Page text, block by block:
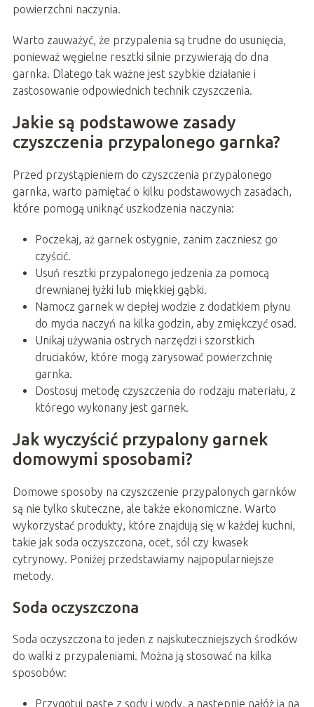
powierzchni naczynia.
Warto zauważyć, że przypalenia są trudne do usunięcia,
ponieważ węgielne resztki silnie przywierają do dna
garnka. Dlatego tak ważne jest szybkie działanie i
zastosowanie odpowiednich technik czyszczenia.
Jakie są podstawowe zasady
czyszczenia przypalonego garnka?
Przed przystąpieniem do czyszczenia przypalonego
garnka, warto pamiętać o kilku podstawowych zasadach,
które pomogą uniknąć uszkodzenia naczynia:
Poczekaj, aż garnek ostygnie, zanim zaczniesz go
czyścić.
Usuń resztki przypalonego jedzenia za pomocą
drewnianej łyżki lub miękkiej gąbki.
Namocz garnek w ciepłej wodzie z dodatkiem płynu
do mycia naczyń na kilka godzin, aby zmiękczyć osad.
Unikaj używania ostrych narzędzi i szorstkich
druciaków, które mogą zarysować powierzchnię
garnka.
Dostosuj metodę czyszczenia do rodzaju materiału, z
którego wykonany jest garnek.
Jak wyczyścić przypalony garnek
domowymi sposobami?
Domowe sposoby na czyszczenie przypalonych garnków
są nie tylko skuteczne, ale także ekonomiczne. Warto
wykorzystać produkty, które znajdują się w każdej kuchni,
takie jak soda oczyszczona, ocet, sól czy kwasek
cytrynowy. Poniżej przedstawiamy najpopularniejsze
metody.
Soda oczyszczona
Soda oczyszczona to jeden z najskuteczniejszych środków
do walki z przypaleniami. Można ją stosować na kilka
sposobów:
Przygotuj pastę z sody i wody, a następnie nałóż ją na